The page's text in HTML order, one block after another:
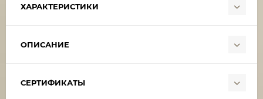
ХАРАКТЕРИСТИКИ
ОПИСАНИЕ
СЕРТИФИКАТЫ